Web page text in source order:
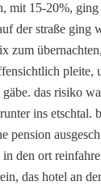
mit 15-20%,
der straße ging
zum
pleite,
gäbe. das risiko
ins etschtal.
pension
den ort
das hotel an